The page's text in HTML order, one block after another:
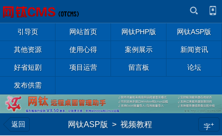
引导页 网站首页 网钛PHP版 网钛ASP版
其他资源 使用心得 案例展示 新闻资讯
好省短剧 项目运营 留言板 论坛
发布供需
返回 网钛ASP版 > 视频教程 字+